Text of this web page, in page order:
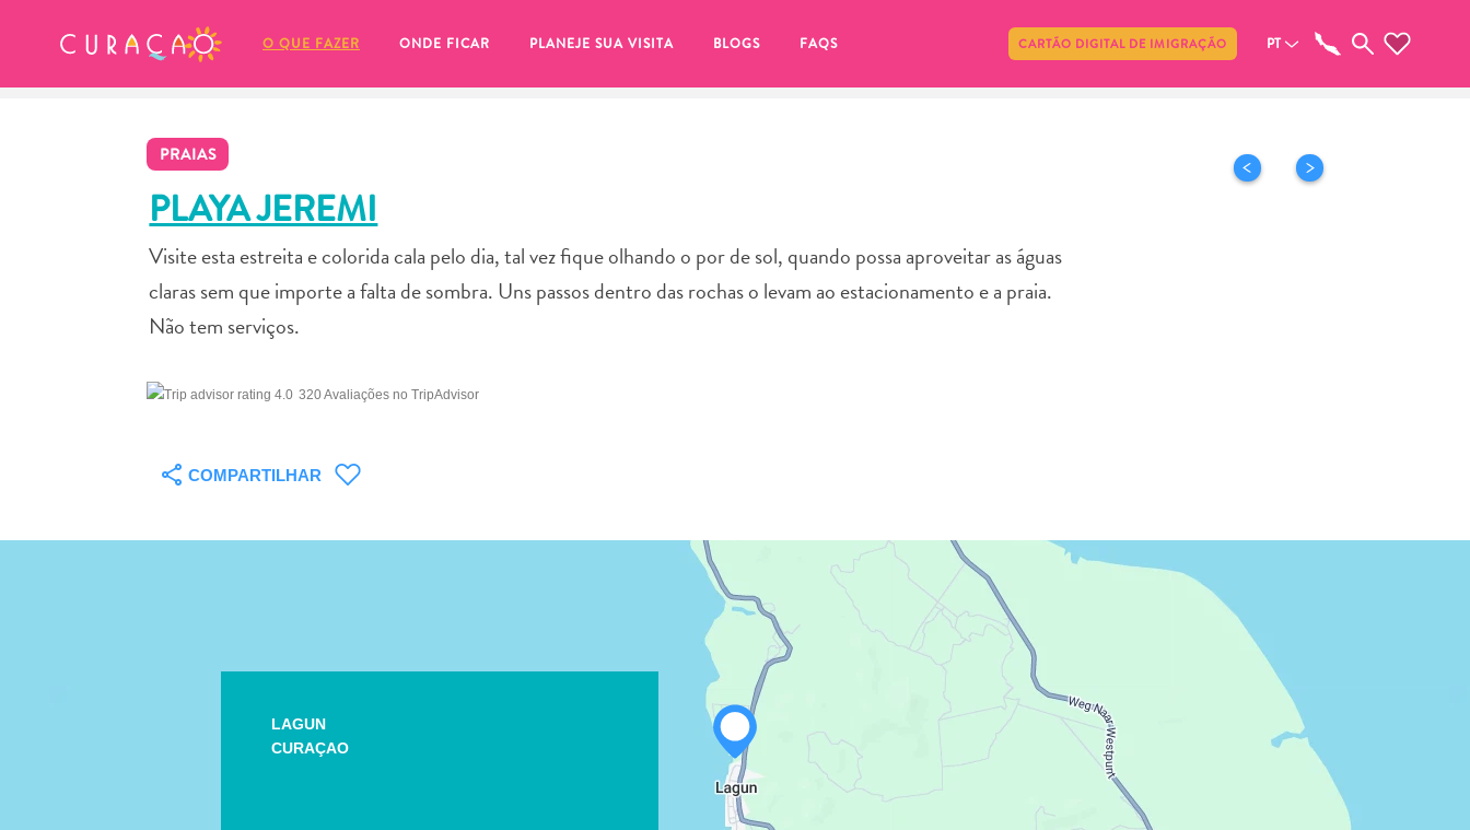
O QUE FAZER ONDE FICAR PLANEJE SUA VISITA BLOGS FAQS CARTÃO DIGITAL DE IMIGRAÇÃO PT
PRAIAS
PLAYA JEREMI
Visite esta estreita e colorida cala pelo dia, tal vez fique olhando o por de sol, quando possa aproveitar as águas
claras sem que importe a falta de sombra. Uns passos dentro das rochas o levam ao estacionamento e a praia.
Não tem serviços.
320 Avaliações no TripAdvisor
COMPARTILHAR
LAGUN
CURAÇAO
MEUS FAVORITOS Compartilhar
local favorito.